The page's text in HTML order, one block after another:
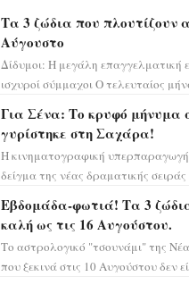
Τα 3 ζώδια που πλουτίζουν
Αύγουστο
Δίδυμοι: Η μεγάλη επαγγελματική
ισχυροί σύμμαχοι Ο τελευταίος
Για Σένα: Το κρυφό μήνυμα
γυρίστηκε στη Σαχάρα!
Η κινηματογραφική
δείγμα της νέας δραματικής
Εβδομάδα-φωτιά! Τα 3
καλή ως τις 16 Αυγούστου.
Το αστρολογικό "τσουνάμι" της
που ξεκινά στις 10 Αυγούστου δεν